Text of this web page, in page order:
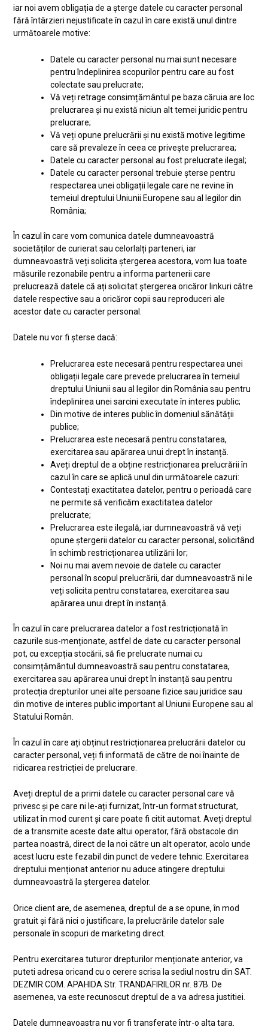
iar noi avem obligația de a șterge datele cu caracter personal
fără întârzieri nejustificate în cazul în care există unul dintre
următoarele motive:
Datele cu caracter personal nu mai sunt necesare
pentru îndeplinirea scopurilor pentru care au fost
colectate sau prelucrate;
Vă veți retrage consimțământul pe baza căruia are loc
prelucrarea și nu există niciun alt temei juridic pentru
prelucrare;
Vă veți opune prelucrării și nu există motive legitime
care să prevaleze în ceea ce privește prelucrarea;
Datele cu caracter personal au fost prelucrate ilegal;
Datele cu caracter personal trebuie șterse pentru
respectarea unei obligații legale care ne revine în
temeiul dreptului Uniunii Europene sau al legilor din
România;
În cazul în care vom comunica datele dumneavoastră
societăților de curierat sau celorlalți parteneri, iar
dumneavoastră veți solicita ștergerea acestora, vom lua toate
măsurile rezonabile pentru a informa partenerii care
prelucrează datele că ați solicitat ștergerea oricăror linkuri către
datele respective sau a oricăror copii sau reproduceri ale
acestor date cu caracter personal.
Datele nu vor fi șterse dacă:
Prelucrarea este necesară pentru respectarea unei
obligații legale care prevede prelucrarea în temeiul
dreptului Uniunii sau al legilor din România sau pentru
îndeplinirea unei sarcini executate în interes public;
Din motive de interes public în domeniul sănătății
publice;
Prelucrarea este necesară pentru constatarea,
exercitarea sau apărarea unui drept în instanță.
Aveți dreptul de a obține restricționarea prelucrării în
cazul în care se aplică unul din următoarele cazuri:
Contestați exactitatea datelor, pentru o perioadă care
ne permite să verificăm exactitatea datelor
prelucrate;
Prelucrarea este ilegală, iar dumneavoastră vă veți
opune ștergerii datelor cu caracter personal, solicitând
în schimb restricționarea utilizării lor;
Noi nu mai avem nevoie de datele cu caracter
personal în scopul prelucrării, dar dumneavoastră ni le
veți solicita pentru constatarea, exercitarea sau
apărarea unui drept în instanță.
În cazul în care prelucrarea datelor a fost restricționată în
cazurile sus-menționate, astfel de date cu caracter personal
pot, cu excepția stocării, să fie prelucrate numai cu
consimțământul dumneavoastră sau pentru constatarea,
exercitarea sau apărarea unui drept în instanță sau pentru
protecția drepturilor unei alte persoane fizice sau juridice sau
din motive de interes public important al Uniunii Europene sau al
Statului Român.
În cazul în care ați obținut restricționarea prelucrării datelor cu
caracter personal, veți fi informată de către de noi înainte de
ridicarea restricției de prelucrare.
Aveți dreptul de a primi datele cu caracter personal care vă
privesc și pe care ni le-ați furnizat, într-un format structurat,
utilizat în mod curent și care poate fi citit automat. Aveți dreptul
de a transmite aceste date altui operator, fără obstacole din
partea noastră, direct de la noi către un alt operator, acolo unde
acest lucru este fezabil din punct de vedere tehnic. Exercitarea
dreptului menționat anterior nu aduce atingere dreptului
dumneavoastră la ștergerea datelor.
Orice client are, de asemenea, dreptul de a se opune, în mod
gratuit și fără nici o justificare, la prelucrările datelor sale
personale în scopuri de marketing direct.
Pentru exercitarea tuturor drepturilor menționate anterior, va
puteti adresa oricand cu o cerere scrisa la sediul nostru din SAT.
DEZMIR COM. APAHIDA Str. TRANDAFIRILOR nr. 87B. De
asemenea, va este recunoscut dreptul de a va adresa justitiei.
Datele dumneavoastra nu vor fi transferate într-o alta tara.